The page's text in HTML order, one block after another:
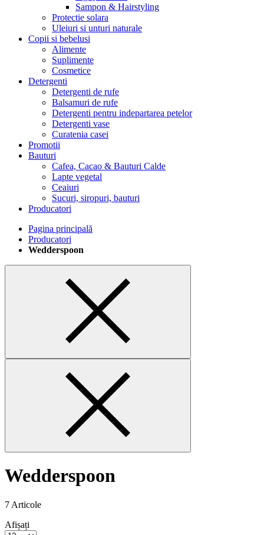
Sampon & Hairstyling
Protectie solara
Uleiuri si unturi naturale
Copii si bebelusi
Alimente
Suplimente
Cosmetice
Detergenti
Detergenti de rufe
Balsamuri de rufe
Detergenti pentru indepartarea petelor
Detergenti vase
Curatenia casei
Promotii
Bauturi
Cafea, Cacao & Bauturi Calde
Lapte vegetal
Ceaiuri
Sucuri, siropuri, bauturi
Producatori
Pagina principală
Producatori
Wedderspoon
Wedderspoon
7 Articole
Afișați